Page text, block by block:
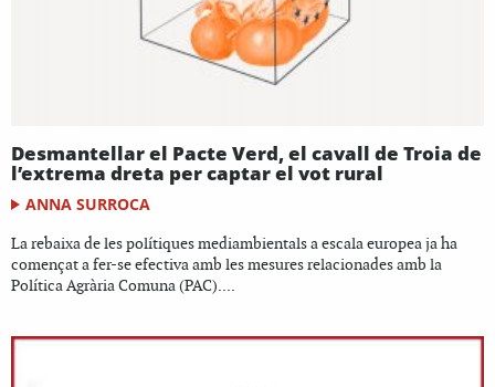
Desmantellar el Pacte Verd, el cavall de Troia de
l’extrema dreta per captar el vot rural
ANNA SURROCA
La rebaixa de les polítiques mediambientals a escala europea ja ha
començat a fer-se efectiva amb les mesures relacionades amb la
Política Agrària Comuna (PAC)....